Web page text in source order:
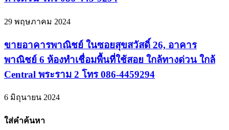
29 พฤษภาคม 2024
ขายอาคารพาณิชย์ ในซอยสุขสวัสดิ์ 26, อาคาร
พาณิชย์ 6 ห้องทำเชื่อมพื้นที่ใช้สอย ใกล้ทางด่วน ใกล้
Central พระราม 2 โทร 086-4459294
6 มิถุนายน 2024
ใส่คำค้นหา